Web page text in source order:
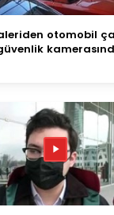
otomobil